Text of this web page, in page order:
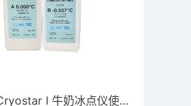
德国盖博Cryostar I 牛奶冰点仪使用AB校准液